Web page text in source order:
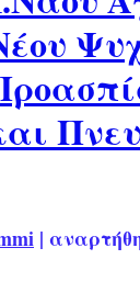
|